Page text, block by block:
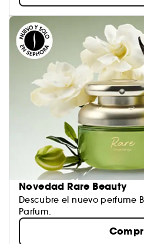
Novedad Rare Beauty
Descubre el nuevo perfume
Parfum.